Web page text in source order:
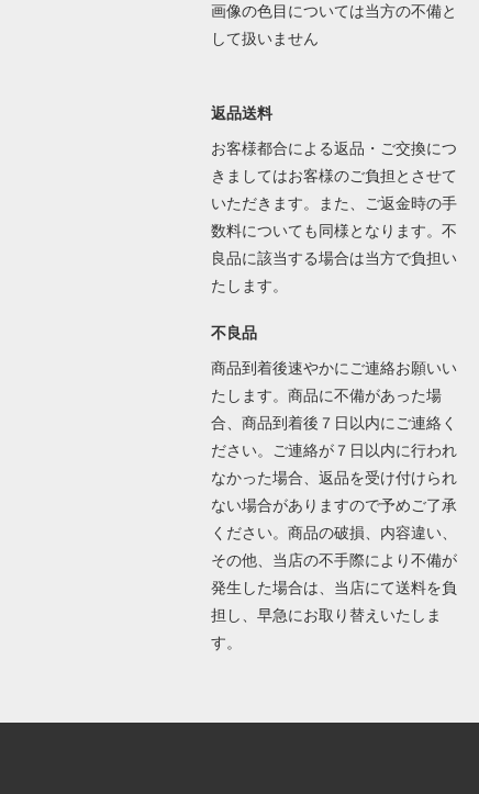
画像の色目については当方の不備と
して扱いません
返品送料
お客様都合による返品・ご交換につ
きましてはお客様のご負担とさせて
いただきます。また、ご返金時の手
数料についても同様となります。不
良品に該当する場合は当方で負担い
たします。
不良品
商品到着後速やかにご連絡お願いい
たします。商品に不備があった場
合、商品到着後７日以内にご連絡く
ださい。ご連絡が７日以内に行われ
なかった場合、返品を受け付けられ
ない場合がありますので予めご了承
ください。商品の破損、内容違い、
その他、当店の不手際により不備が
発生した場合は、当店にて送料を負
担し、早急にお取り替えいたしま
す。